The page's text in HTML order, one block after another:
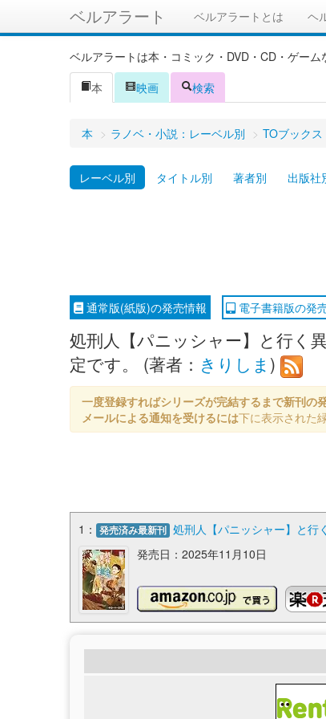
ベルアラート ベルアラートとは ヘ
ベルアラートは本・コミック・DVD・CD・ゲー
本
映画 検索
本 > ラノベ・小説：レーベル別 > TOブックス
レーベル別 タイトル別 著者別 出版社
通常版(紙版)の発売情報 電子書籍版の発
処刑人【パニッシャー】と行く
定です。 (著者： きりしま )
一度登録すればシリーズが完結するまで新刊の
メールによる通知を受けるには下に表示された
1： 発売済み最新刊 処刑人【パニッシャー】と行
発売日：2025年11月10日